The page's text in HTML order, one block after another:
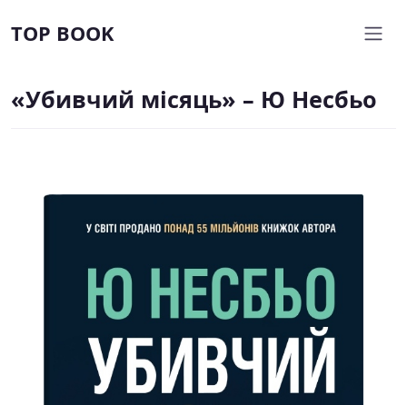
TOP BOOK
«Убивчий місяць» – Ю Несбьо